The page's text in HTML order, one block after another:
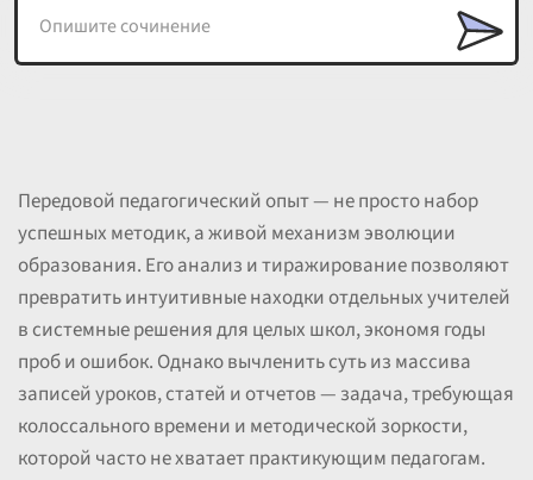
Передовой педагогический опыт — не просто набор
успешных методик, а живой механизм эволюции
образования. Его анализ и тиражирование позволяют
превратить интуитивные находки отдельных учителей
в системные решения для целых школ, экономя годы
проб и ошибок. Однако вычленить суть из массива
записей уроков, статей и отчетов — задача, требующая
колоссального времени и методической зоркости,
которой часто не хватает практикующим педагогам.